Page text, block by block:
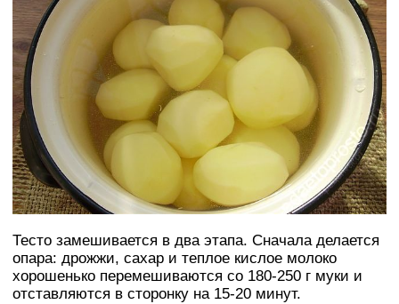
Тесто замешивается в два этапа. Сначала делается
опара: дрожжи, сахар и теплое кислое молоко
хорошенько перемешиваются со 180-250 г муки и
отставляются в сторонку на 15-20 минут.